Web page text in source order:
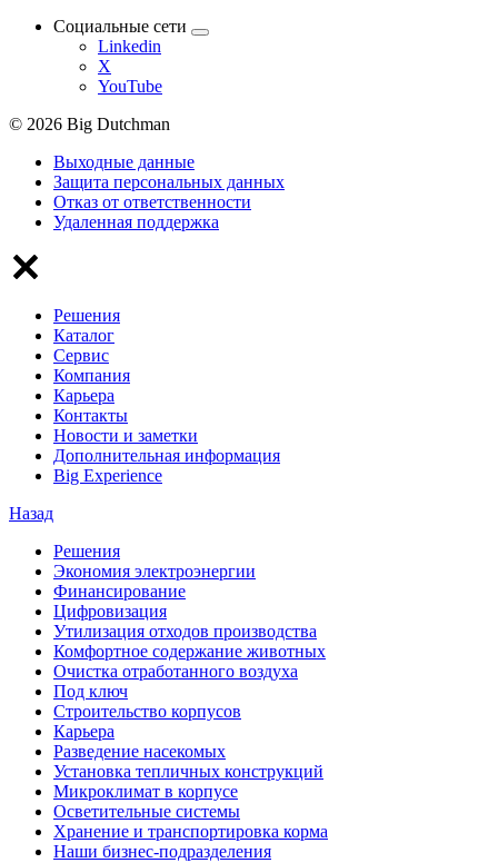
Социальные сети
Linkedin
X
YouTube
© 2026 Big Dutchman
Выходные данные
Защита персональных данных
Отказ от ответственности
Удаленная поддержка
Решения
Каталог
Сервис
Компания
Карьера
Контакты
Новости и заметки
Дополнительная информация
Big Experience
Назад
Решения
Экономия электроэнергии
Финансирование
Цифровизация
Утилизация отходов производства
Комфортное содержание животных
Очистка отработанного воздуха
Под ключ
Строительство корпусов
Карьера
Разведение насекомых
Установка тепличных конструкций
Микроклимат в корпусе
Осветительные системы
Хранение и транспортировка корма
Наши бизнес-подразделения